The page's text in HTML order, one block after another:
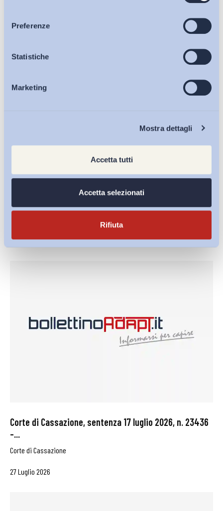
Preferenze
Statistiche
Marketing
Mostra dettagli
Accetta tutti
Accetta selezionati
Rifiuta
Articoli
Osservatori
Eventi
Lavoro mediante piattaforma digitale: uno schema di
27 Luglio 2026
Corte di Cassazione, sentenza 17 luglio 2026, n. 23436
–...
Corte di Cassazione
27 Luglio 2026